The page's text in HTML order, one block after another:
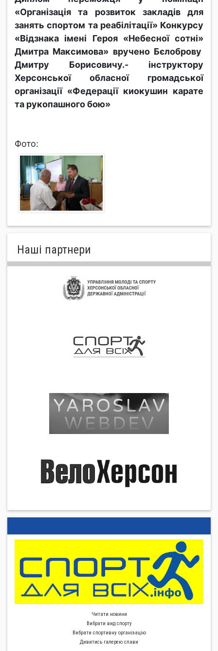
«Організація та розвиток закладів для
занять спортом та реабілітації» Конкурсу
«Відзнака імені Героя «Небесної сотні»
Дмитра Максимова» вручено Бєлоброву
Дмитру Борисовичу.- інструктору
Херсонської обласної громадської
організації «Федерації киокушин карате
та рукопашного бою»
Фото:
Нашi партнери
Читати новини
Вибрати вид спорту
Вибрати спортивну органiзацiю
Дивитись галерею слави